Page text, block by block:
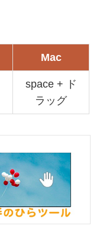
Mac
space + ド
ラッグ